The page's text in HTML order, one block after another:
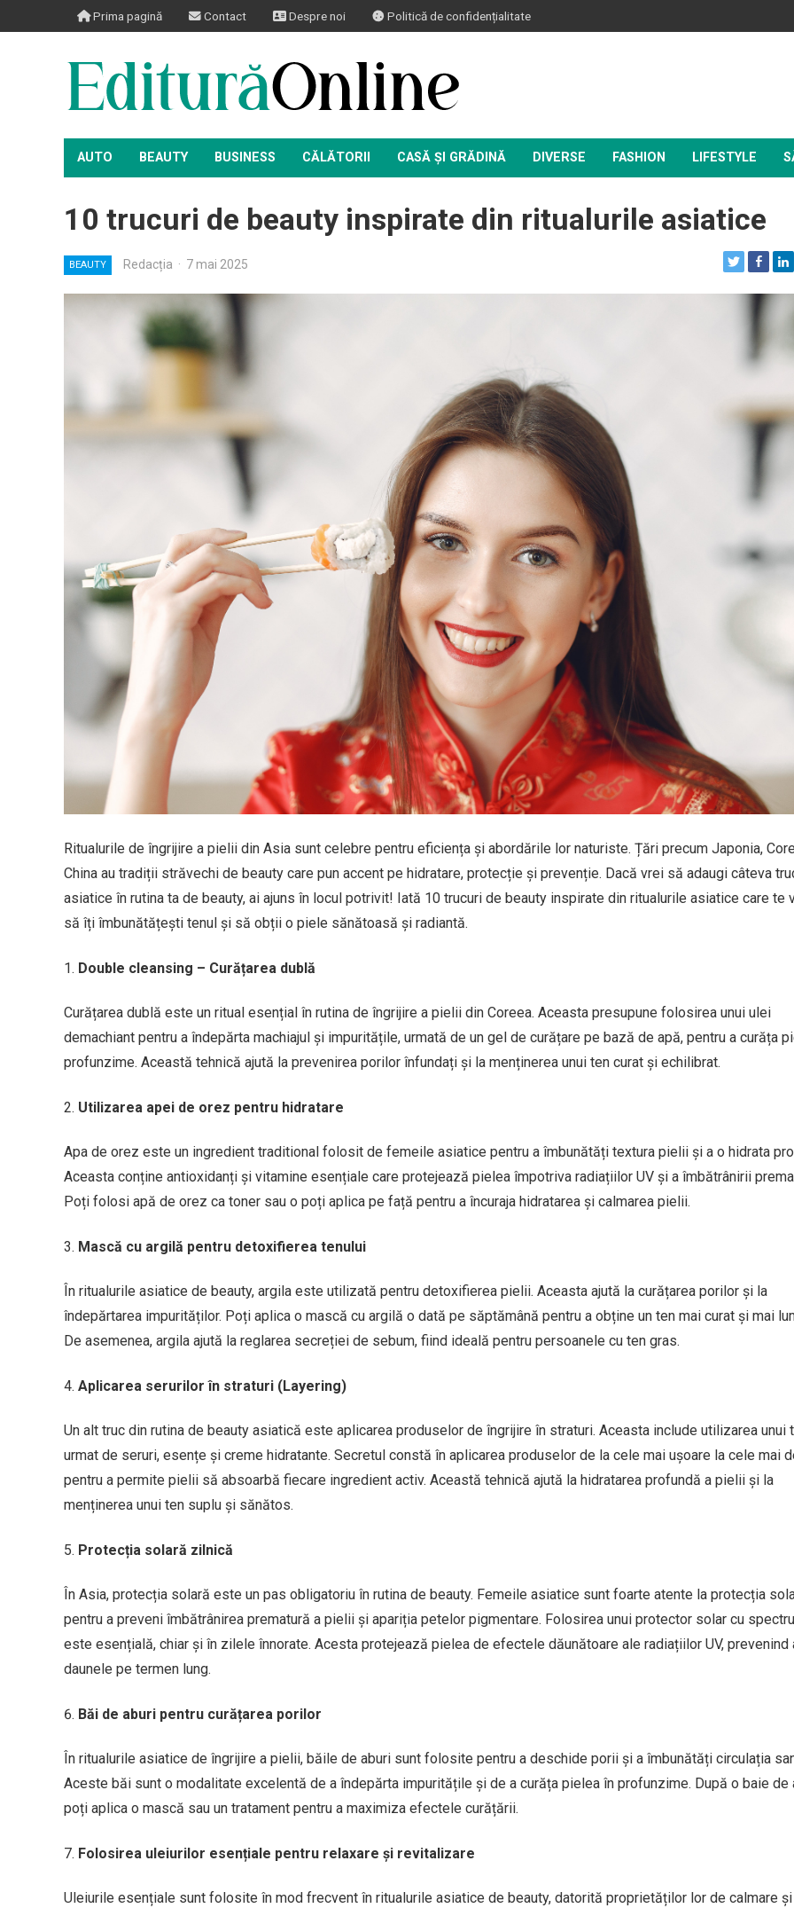
Prima pagină Contact Despre noi Politică de confidențialitate
AUTO BEAUTY BUSINESS CĂLĂTORII CASĂ ȘI GRĂDINĂ DIVERSE FASHION LIFESTYLE
10 trucuri de beauty inspirate din ritualurile asiatice
BEAUTY Redacția · 7 mai 2025
Ritualurile de îngrijire a pielii din Asia sunt celebre pentru eficiența și abordările lor naturiste. Țări precum Japonia,
China au tradiții străvechi de beauty care pun accent pe hidratare, protecție și prevenție. Dacă vrei să adaugi câteva
asiatice în rutina ta de beauty, ai ajuns în locul potrivit! Iată 10 trucuri de beauty inspirate din ritualurile asiatice care te
să îți îmbunătățești tenul și să obții o piele sănătoasă și radiantă.
Double cleansing – Curățarea dublă
Curățarea dublă este un ritual esențial în rutina de îngrijire a pielii din Coreea. Aceasta presupune folosirea unui ulei
demachiant pentru a îndepărta machiajul și impuritățile, urmată de un gel de curățare pe bază de apă, pentru a curăța
profunzime. Această tehnică ajută la prevenirea porilor înfundați și la menținerea unui ten curat și echilibrat.
Utilizarea apei de orez pentru hidratare
Apa de orez este un ingredient traditional folosit de femeile asiatice pentru a îmbunătăți textura pielii și a o hidrata
Aceasta conține antioxidanți și vitamine esențiale care protejează pielea împotriva radiațiilor UV și a îmbătrânirii
Poți folosi apă de orez ca toner sau o poți aplica pe față pentru a încuraja hidratarea și calmarea pielii.
Mască cu argilă pentru detoxifierea tenului
În ritualurile asiatice de beauty, argila este utilizată pentru detoxifierea pielii. Aceasta ajută la curățarea porilor și la
îndepărtarea impurităților. Poți aplica o mască cu argilă o dată pe săptămână pentru a obține un ten mai curat și mai
De asemenea, argila ajută la reglarea secreției de sebum, fiind ideală pentru persoanele cu ten gras.
Aplicarea serurilor în straturi (Layering)
Un alt truc din rutina de beauty asiatică este aplicarea produselor de îngrijire în straturi. Aceasta include utilizarea unui
urmat de seruri, esențe și creme hidratante. Secretul constă în aplicarea produselor de la cele mai ușoare la cele mai
pentru a permite pielii să absoarbă fiecare ingredient activ. Această tehnică ajută la hidratarea profundă a pielii și la
menținerea unui ten suplu și sănătos.
Protecția solară zilnică
În Asia, protecția solară este un pas obligatoriu în rutina de beauty. Femeile asiatice sunt foarte atente la protecția
pentru a preveni îmbătrânirea prematură a pielii și apariția petelor pigmentare. Folosirea unui protector solar cu
este esențială, chiar și în zilele înnorate. Acesta protejează pielea de efectele dăunătoare ale radiațiilor UV, prevenind
daunele pe termen lung.
Băi de aburi pentru curățarea porilor
În ritualurile asiatice de îngrijire a pielii, băile de aburi sunt folosite pentru a deschide porii și a îmbunătăți circulația
Aceste băi sunt o modalitate excelentă de a îndepărta impuritățile și de a curăța pielea în profunzime. După o baie de
poți aplica o mască sau un tratament pentru a maximiza efectele curățării.
Folosirea uleiurilor esențiale pentru relaxare și revitalizare
Uleiurile esențiale sunt folosite în mod frecvent în ritualurile asiatice de beauty, datorită proprietăților lor de calmare și